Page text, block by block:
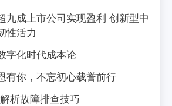
九成上市公司实现盈利 创新型中
性活力
字化时代成本论
有你，不忘初心载誉前行
析故障排查技巧